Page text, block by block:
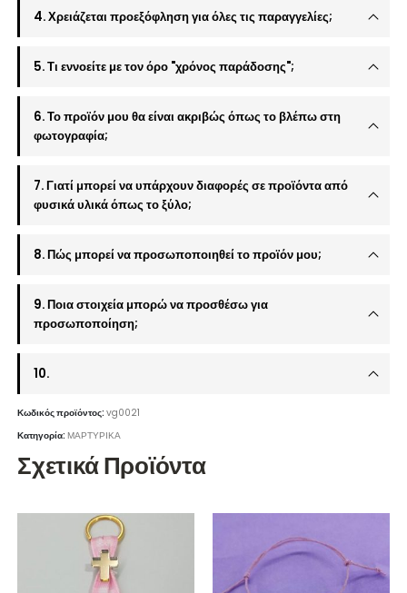
4. Χρειάζεται προεξόφληση για όλες τις παραγγελίες;
5. Τι εννοείτε με τον όρο "χρόνος παράδοσης";
6. Το προϊόν μου θα είναι ακριβώς όπως το βλέπω στη
φωτογραφία;
7. Γιατί μπορεί να υπάρχουν διαφορές σε προϊόντα από
φυσικά υλικά όπως το ξύλο;
8. Πώς μπορεί να προσωποποιηθεί το προϊόν μου;
9. Ποια στοιχεία μπορώ να προσθέσω για
προσωποποίηση;
10.
Κωδικός προϊόντος:vg0021
Κατηγορία:ΜΑΡΤΥΡΙΚΑ
Σχετικά Προϊόντα